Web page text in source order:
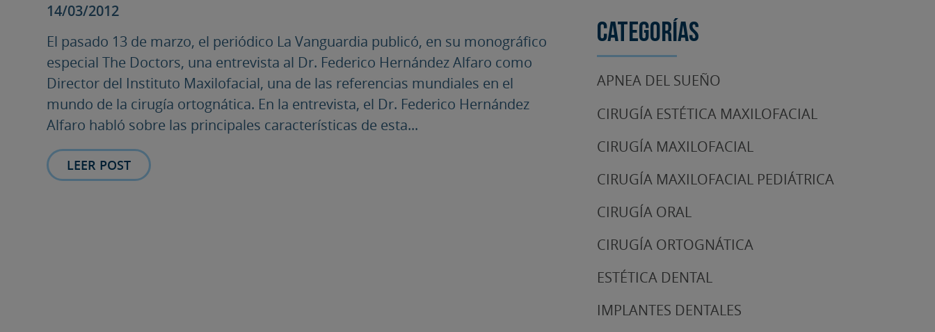
14/03/2012
El pasado 13 de marzo, el periódico La Vanguardia publicó, en su monográfico
especial The Doctors, una entrevista al Dr. Federico Hernández Alfaro como
Director del Instituto Maxilofacial, una de las referencias mundiales en el
mundo de la cirugía ortognática. En la entrevista, el Dr. Federico Hernández
Alfaro habló sobre las principales características de esta...
LEER POST
Categorías
APNEA DEL SUEÑO
CIRUGÍA ESTÉTICA MAXILOFACIAL
CIRUGÍA MAXILOFACIAL
CIRUGÍA MAXILOFACIAL PEDIÁTRICA
CIRUGÍA ORAL
CIRUGÍA ORTOGNÁTICA
ESTÉTICA DENTAL
IMPLANTES DENTALES